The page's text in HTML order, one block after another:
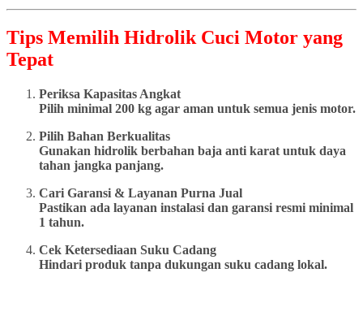
Tips Memilih Hidrolik Cuci Motor yang
Tepat
Periksa Kapasitas Angkat
Pilih minimal 200 kg agar aman untuk semua jenis motor.
Pilih Bahan Berkualitas
Gunakan hidrolik berbahan baja anti karat untuk daya
tahan jangka panjang.
Cari Garansi & Layanan Purna Jual
Pastikan ada layanan instalasi dan garansi resmi minimal
1 tahun.
Cek Ketersediaan Suku Cadang
Hindari produk tanpa dukungan suku cadang lokal.